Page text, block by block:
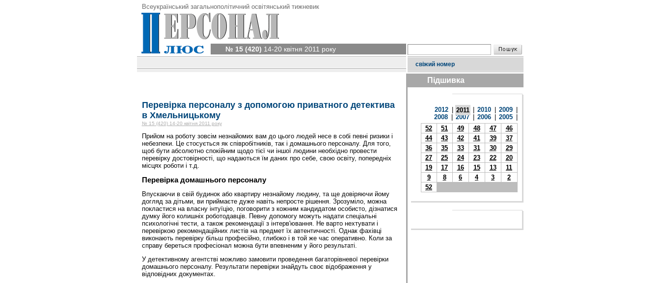
Всеукраїнський загальнополітичний освітянський тижневик
№ 15 (420) 14-20 квітня 2011 року
свіжий номер
Перевірка персоналу з допомогою приватного детектива
в Хмельницькому
№ 15 (420) 14-20 квітня 2011 року
Прийом на роботу зовсім незнайомих вам до цього людей несе в собі певні ризики і
небезпеки. Це стосується як співробітників, так і домашнього персоналу. Для того,
щоб бути абсолютно спокійним щодо тієї чи іншої людини необхідно провести
перевірку достовірності, що надаються їм даних про себе, свою освіту, попередніх
місцях роботи і т.д.
Перевірка домашнього персоналу
Впускаючи в свій будинок або квартиру незнайому людину, та ще довіряючи йому
догляд за дітьми, ви приймаєте дуже навіть непросте рішення. Зрозуміло, можна
покластися на власну інтуїцію, поговорити з кожним кандидатом особисто, дізнатися
думку його колишніх роботодавців. Певну допомогу можуть надати спеціальні
психологічні тести, а також рекомендації з інтерв'ювання. Не варто нехтувати і
перевіркою рекомендаційних листів на предмет їх автентичності. Однак фахівці
виконають перевірку більш професійно, глибоко і в той же час оперативно. Коли за
справу береться професіонал можна бути впевненим у його результаті.
У детективному агентстві можливо замовити проведення багаторівневої перевірки
домашнього персоналу. Результати перевірки знайдуть своє відображення у
відповідних документах.
Підшивка
2012 2011 2010 2009
2008
2007 2006 2005
52
51 49 48 47
46
44
43 42 41 39
37
36
35 33 31 30
29
27
25 24 23 22
20
19
17 16 15 13
11
9
8 6 4 3
2
52